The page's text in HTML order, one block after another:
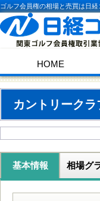
ゴルフ会員権の相場と売買は日経
HOME
カントリーク
基本情報 相場グ